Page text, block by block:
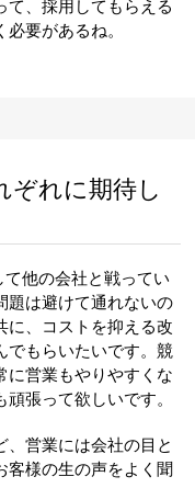
て、採用してもらえる
要があるね。
ぞれに期待し
他の会社と戦ってい
題は避けて通れないの
に、コストを抑える改
でもらいたいです。競
に営業もやりやすくな
張って欲しいです。
、営業には会社の目と
客様の生の声をよく聞